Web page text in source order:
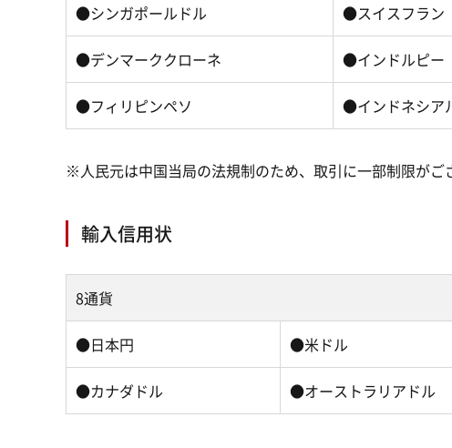
●シンガポールドル ●スイスフラン
●デンマーククローネ ●インドルピー
●フィリピンペソ ●インドネシア
※人民元は中国当局の法規制のため、取引に一部制限がご
輸入信用状
8通貨
●日本円 ●米ドル
●カナダドル ●オーストラリアドル